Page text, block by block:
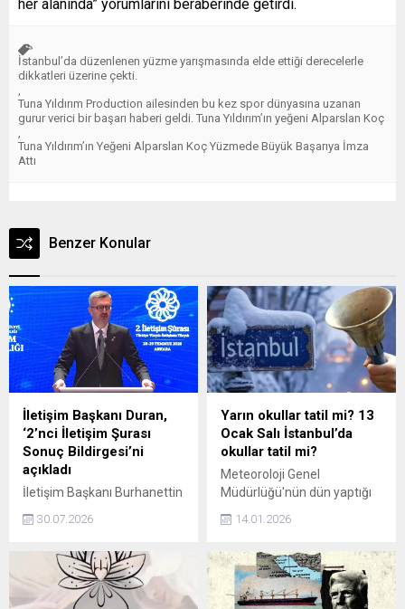
her alanında” yorumlarını beraberinde getirdi.
İstanbul’da düzenlenen yüzme yarışmasında elde ettiği derecelerle
dikkatleri üzerine çekti.
,
Tuna Yıldırım Production ailesinden bu kez spor dünyasına uzanan
gurur verici bir başarı haberi geldi. Tuna Yıldırım’ın yeğeni Alparslan Koç
,
Tuna Yıldırım’ın Yeğeni Alparslan Koç Yüzmede Büyük Başarıya İmza
Attı
Benzer Konular
İletişim Başkanı Duran,
‘2’nci İletişim Şurası
Sonuç Bildirgesi’ni
açıkladı
İletişim Başkanı Burhanettin
Ankara'da düzenlenen 2'nci
hazırlanan sonuç bildirgesini
açıkladı.
30.07.2026
Yarın okullar tatil mi? 13
Ocak Salı İstanbul’da
okullar tatil mi?
Meteoroloji Genel
Müdürlüğü'nün dün yaptığı
İstanbul'da şiddetli kar
edildi. Kar yağışının yer yer
kuvvetli olması beklenirken
yarınki yani 13 Ocak Salı
14.01.2026